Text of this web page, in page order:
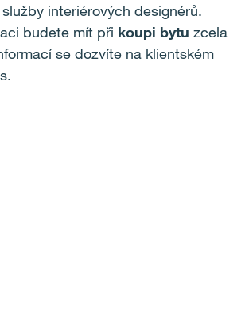
interiérových designérů.
budete mít při koupi bytu zcela
se dozvíte na klientském